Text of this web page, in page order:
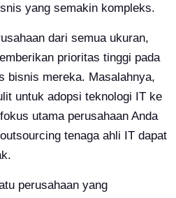
yang semakin kompleks.
dari semua ukuran,
prioritas tinggi pada
bisnis mereka. Masalahnya,
untuk adopsi teknologi IT ke
utama perusahaan Anda
tenaga ahli IT dapat
perusahaan yang